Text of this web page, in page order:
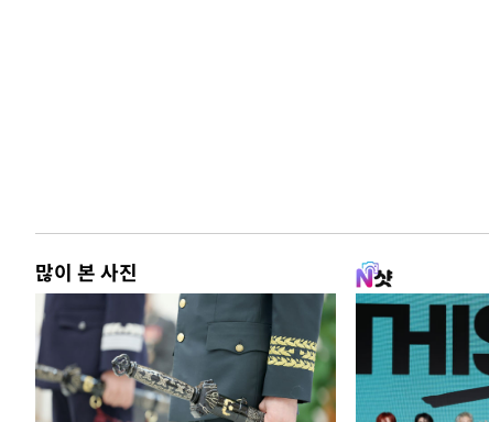
많이 본 사진